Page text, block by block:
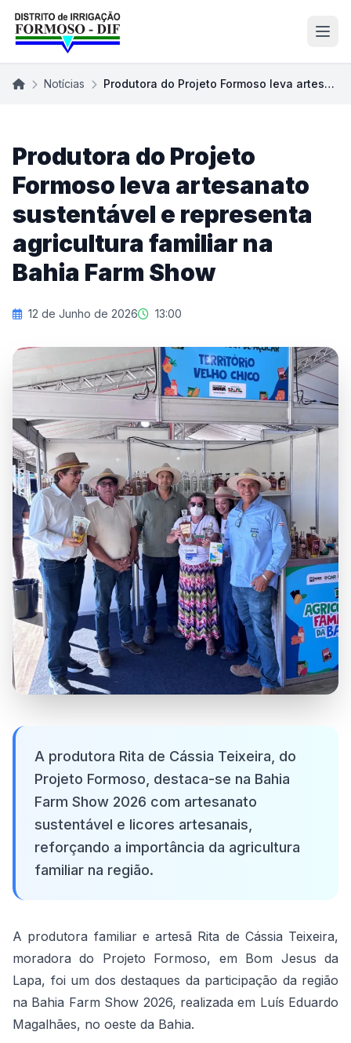
Notícias Produtora do Projeto Formoso leva artesanato sus…
Produtora do Projeto
Formoso leva artesanato
sustentável e representa
agricultura familiar na
Bahia Farm Show
12 de Junho de 2026 13:00
A produtora Rita de Cássia Teixeira, do
Projeto Formoso, destaca-se na Bahia
Farm Show 2026 com artesanato
sustentável e licores artesanais,
reforçando a importância da agricultura
familiar na região.
A produtora familiar e artesã Rita de Cássia Teixeira,
moradora do Projeto Formoso, em Bom Jesus da
Lapa, foi um dos destaques da participação da região
na Bahia Farm Show 2026, realizada em Luís Eduardo
Magalhães, no oeste da Bahia.